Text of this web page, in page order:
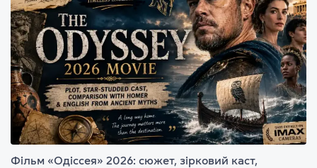
Фільм «Одіссея» 2026: сюжет, зірковий каст,